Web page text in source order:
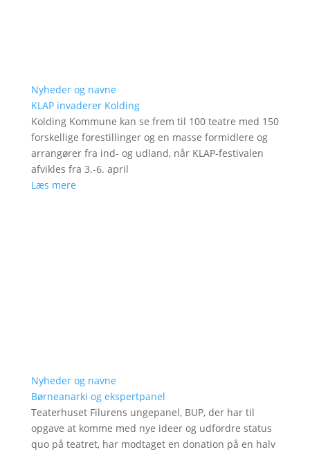
Nyheder og navne
KLAP invaderer Kolding
Kolding Kommune kan se frem til 100 teatre med 150
forskellige forestillinger og en masse formidlere og
arrangører fra ind- og udland, når KLAP-festivalen
afvikles fra 3.-6. april
Læs mere
Nyheder og navne
Børneanarki og ekspertpanel
Teaterhuset Filurens ungepanel, BUP, der har til
opgave at komme med nye ideer og udfordre status
quo på teatret, har modtaget en donation på en halv